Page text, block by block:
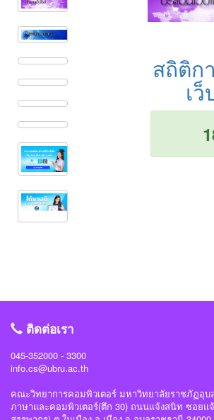
สถิติก
เ
ติดต่อเรา
045-352000 - 3300
info.cs@ubru.ac.th
คณะวิทยาการคอมพิวเตอร์ มหาวิทยาลัยราชภัฏอุ
ภาษาและคอมพิวเตอร์(ตึก 30) ถนนแจ้งสนิท ซอยแ